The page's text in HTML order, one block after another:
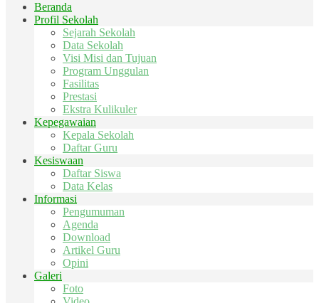
Beranda
Profil Sekolah
Sejarah Sekolah
Data Sekolah
Visi Misi dan Tujuan
Program Unggulan
Fasilitas
Prestasi
Ekstra Kulikuler
Kepegawaian
Kepala Sekolah
Daftar Guru
Kesiswaan
Daftar Siswa
Data Kelas
Informasi
Pengumuman
Agenda
Download
Artikel Guru
Opini
Galeri
Foto